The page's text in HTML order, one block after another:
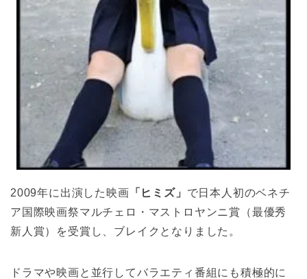
2009年に出演した映画 「ヒミズ」 で日本人初のベネチ
ア国際映画祭マルチェロ・マストロヤンニ賞（最優秀
新人賞）を受賞し、ブレイクとなりました。
ドラマや映画と並行してバラエティ番組にも積極的に